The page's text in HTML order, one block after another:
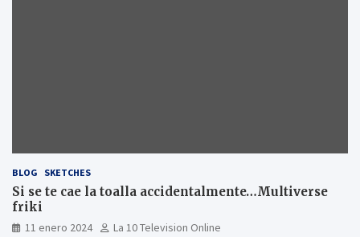
BLOG SKETCHES
Si se te cae la toalla accidentalmente…Multiverse
friki
11 enero 2024 La 10 Television Online